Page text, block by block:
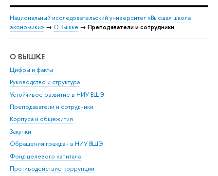
Национальный исследовательский университет «Высшая школа
экономики» → О Вышке → Преподаватели и сотрудники
О ВЫШКЕ
Цифры и факты
Руководство и структура
Устойчивое развитие в НИУ ВШЭ
Преподаватели и сотрудники
Корпуса и общежития
Закупки
Обращения граждан в НИУ ВШЭ
Фонд целевого капитала
Противодействие коррупции